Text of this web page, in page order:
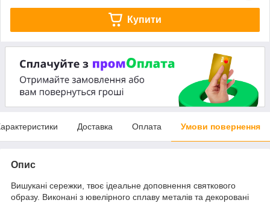
Купити
Доставка Оплата Умови повернення
Опис
Вишукані сережки, твоє ідеальне доповнення святкового
образу. Виконані з ювелірного сплаву металів та декоровані